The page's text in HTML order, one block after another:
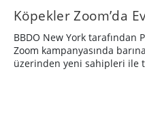
Köpekler Zoom’da
BBDO New York tarafından
Zoom kampanyasında
üzerinden yeni sahipleri ile